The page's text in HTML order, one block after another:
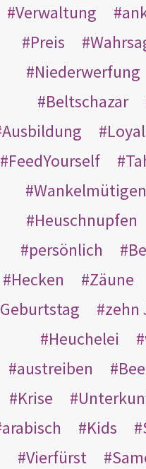
Verwaltung
Preis
Niederwerfung
Beltschazar
Ausbildung
FeedYourself
Wankelmütigen
Heuschnupfen
persönlich
Hecken
Zäune
Geburtstag
zehn
Heuchelei
austreiben
Krise
arabisch
Kids
Vierfürst